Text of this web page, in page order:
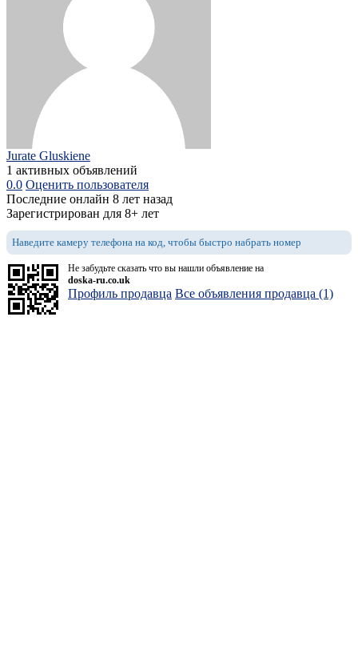
Jurate Gluskiene
1 активных объявлений
0.0 Оценить пользователя
Последние онлайн 8 лет назад
Зарегистрирован для 8+ лет
Наведите камеру телефона на код, чтобы быстро набрать номер
Не забудьте сказать что вы нашли объявление на
doska-ru.co.uk
Профиль продавца Все объявления продавца (1)